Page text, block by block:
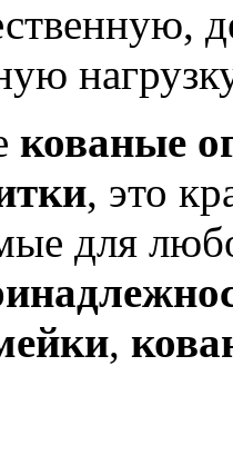
кованые
, это
для
,